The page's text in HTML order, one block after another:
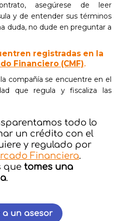
asegúrese de leer
y de entender sus términos
duda, no dude en preguntar a
registradas en la
Financiero (CMF).
compañía se encuentre en el
que regula y fiscaliza las
todo lo
un crédito con el
y regulado por
Financiera.
que tomes una
.
a un asesor